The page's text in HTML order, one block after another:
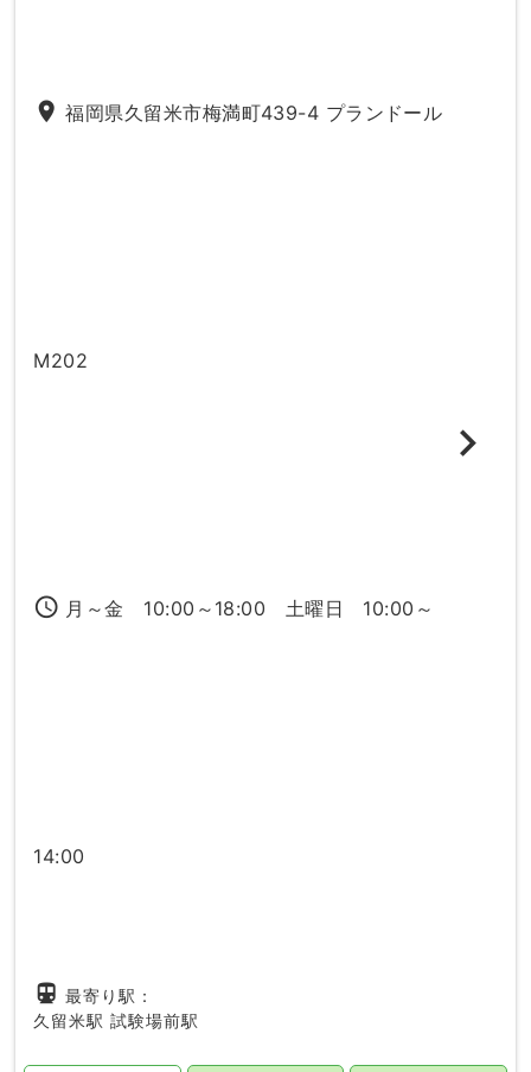
place 福岡県久留米市梅満町439-4 プランドール
M202
access_time 月～金 10:00～18:00 土曜日 10:00～
14:00
directions_subway 最寄り駅：
久留米駅 試験場前駅